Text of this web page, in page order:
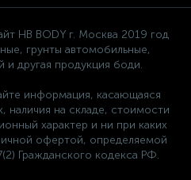
HB BODY г. Москва 2019 год
грунты автомобильные,
и другая продукция боди.
информация, касающаяся
наличия на складе, стоимости
характер и ни при каких
офертой, определяемой
Гражданского кодекса РФ.